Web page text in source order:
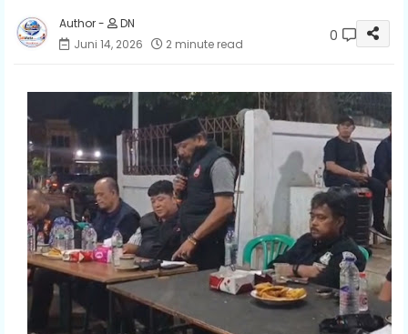
DN
Juni 14, 2026
2 minute read 0